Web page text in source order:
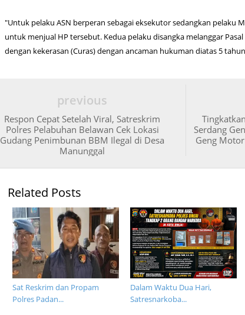
"Untuk pelaku ASN berperan sebagai eksekutor sedangkan pelaku
untuk menjual HP tersebut. Kedua pelaku disangka melanggar
dengan kekerasan (Curas) dengan ancaman hukuman diatas 5
Serdang
Geng
previous
Respon Cepat Setelah Viral, Satreskrim
Polres Pelabuhan Belawan Cek Lokasi
Gudang Penimbunan BBM Ilegal di Desa
Manunggal
Related Posts
Dalam Waktu Dua Hari,
Satresnarkoba...
Sat Reskrim dan Propam
Polres Padan...